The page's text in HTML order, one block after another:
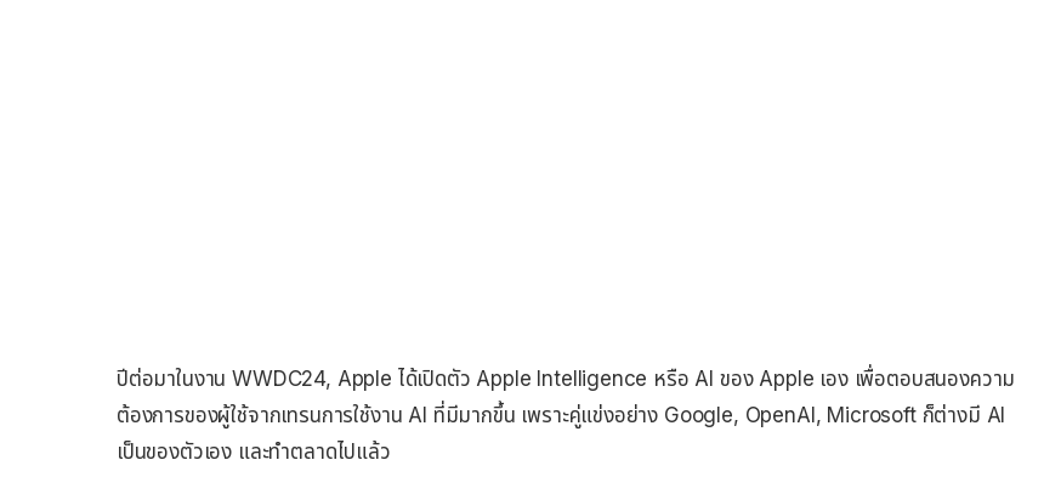
ปีต่อมาในงาน WWDC24, Apple ได้เปิดตัว Apple Intelligence หรือ AI ของ Apple เอง เพื่อตอบสนองความ
ต้องการของผู้ใช้จากเทรนการใช้งาน AI ที่มีมากขึ้น เพราะคู่แข่งอย่าง Google, OpenAI, Microsoft ก็ต่างมี AI
เป็นของตัวเอง และทำตลาดไปแล้ว